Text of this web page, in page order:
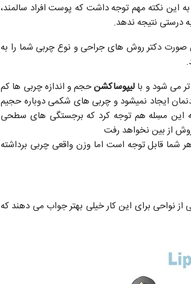
نکته مهم توجه داشت که پوست افراد سالمند،
درستی نتیجه ندهد.
دکتر روش های جراحی و نوع چربی شما را به
می شود و با لیپوساکشنحجم و اندازه چربی ها کم
ایجاد نمیشود و چربی های شکمی دوباره حجیم
به این مسِله هم توجه کرد که برجستگی های سطحی
از بین نخواهد رفت
قابل توجه است اما وزن واقعی چربی برداشته
نواحی برای این کار خیلی بهتر جواب می دهند که